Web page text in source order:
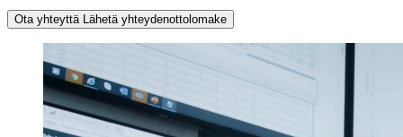
Ota yhteyttä Lähetä yhteydenottolomake